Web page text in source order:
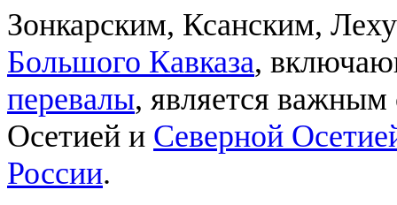
Зонкарским, Ксанским,
Большого Кавказа,
перевалы, является
Осетией и Северной
России.